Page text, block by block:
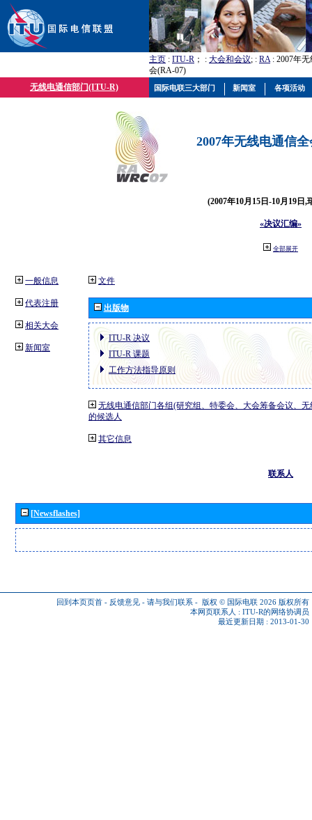
主页 : ITU-R ； : 大会和会议; : RA: 2007年
会(RA-07)
无线电通信部门(ITU-R)
2007年无线电通信
(2007年10月15日-10月19日,
«决议汇编»
全部展开
一般信息
代表注册
相关大会
新闻室
文件
出版物
ITU-R 决议
ITU-R 课题
工作方法指导原则
无线电通信部门各组(研究组、特委会、大会筹备会议、
的候选人
其它信息
联系人
[Newsflashes]
回到本页页首 - 反馈意见 - 请与我们联系 - 版权 © 国际电联 2026 版权所有
本网页联系人 : ITU-R的网络协调员
最近更新日期 : 2013-01-30
国际电联三大部门 新闻室 各项活动